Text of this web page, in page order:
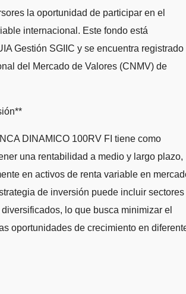
la oportunidad de participar en el
internacional. Este fondo está
Gestión SGIIC y se encuentra registrado
del Mercado de Valores (CNMV) de
DINAMICO 100RV FI tiene como
una rentabilidad a medio y largo plazo,
en activos de renta variable en
de inversión puede incluir sectores
lo que busca minimizar el
oportunidades de crecimiento en